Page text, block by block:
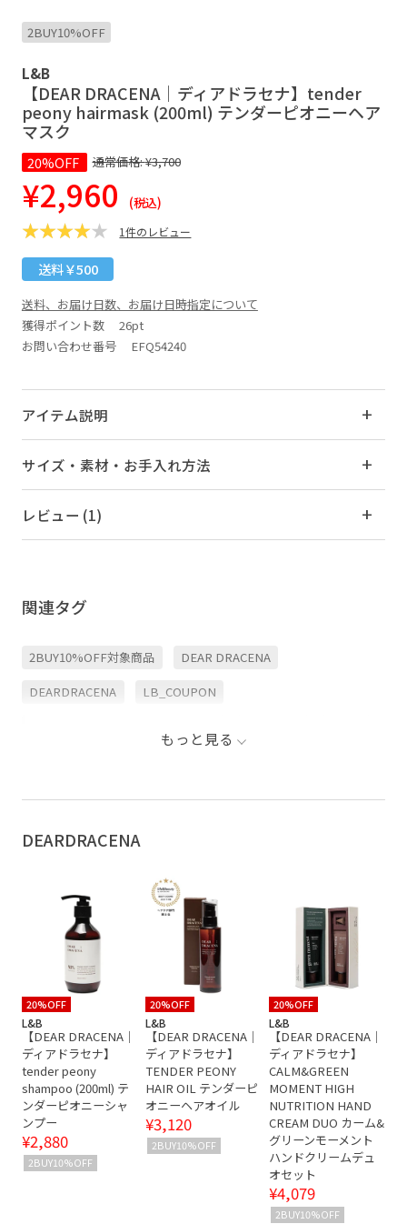
2BUY10%OFF
L&B
【DEAR DRACENA｜ディアドラセナ】tender
peony hairmask (200ml) テンダーピオニーヘア
マスク
20%OFF 通常価格:¥3,700
¥2,960 (税込)
1件のレビュー
送料￥500
送料、お届け日数、お届け日時指定について
獲得ポイント数 26pt
お問い合わせ番号 EFQ54240
アイテム説明
サイズ・素材・お手入れ方法
レビュー (1)
関連タグ
2BUY10%OFF対象商品 DEAR DRACENA
DEARDRACENA LB_COUPON
ドライ フレグランス ボディケア マスク
もっと見る
DEARDRACENA
20%OFF
L&B
【DEAR DRACENA｜
ディアドラセナ】
tender peony
shampoo (200ml) テ
ンダーピオニーシャ
ンプー
¥2,880
2BUY10%OFF
20%OFF
L&B
【DEAR DRACENA｜
ディアドラセナ】
TENDER PEONY
HAIR OIL テンダーピ
オニーヘアオイル
¥3,120
2BUY10%OFF
20%OFF
L&B
【DEAR DRACENA｜
ディアドラセナ】
CALM&GREEN
MOMENT HIGH
NUTRITION HAND
CREAM DUO カーム&
グリーンモーメント
ハンドクリームデュ
オセット
¥4,079
2BUY10%OFF